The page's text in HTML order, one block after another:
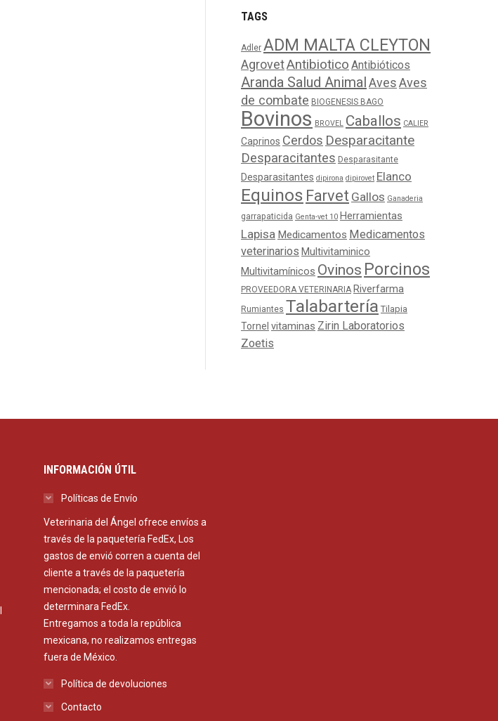
TAGS
Adler ADM MALTA CLEYTON
AgrovetAntibiotico Antibióticos
Aranda Salud AnimalAvesAves
de combate BIOGENESIS BAGO
Bovinos BROVEL Caballos CALIER
Caprinos Cerdos Desparacitante
Desparacitantes Desparasitante
Desparasitantes dipirona dipirovet Elanco
Equinos Farvet Gallos Ganaderia
garrapaticida Genta-vet 10 Herramientas
Lapisa Medicamentos Medicamentos
veterinarios Multivitaminico
Multivitamínicos Ovinos Porcinos
PROVEEDORA VETERINARIA Riverfarma
Rumiantes Talabartería Tilapia
Tornel vitaminas Zirin Laboratorios
Zoetis
INFORMACIÓN ÚTIL
Políticas de Envío
Veterinaria del Ángel ofrece envíos a
través de la paquetería FedEx, Los
gastos de envió corren a cuenta del
cliente a través de la paquetería
mencionada; el costo de envió lo
determinara FedEx.
Entregamos a toda la república
mexicana, no realizamos entregas
fuera de México.
Política de devoluciones
Contacto